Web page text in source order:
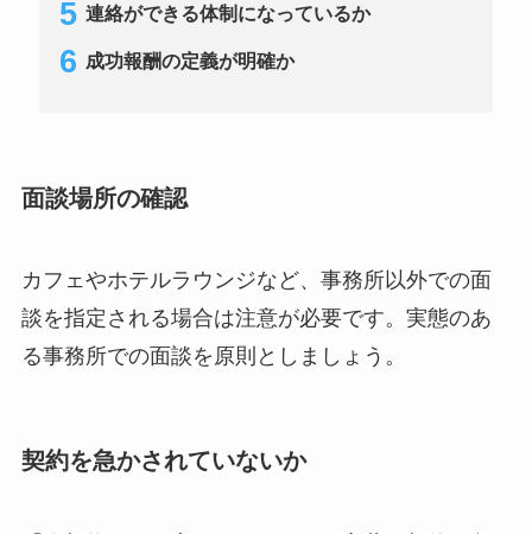
連絡ができる体制になっているか
成功報酬の定義が明確か
面談場所の確認
カフェやホテルラウンジなど、事務所以外での面
談を指定される場合は注意が必要です。実態のあ
る事務所での面談を原則としましょう。
契約を急かされていないか